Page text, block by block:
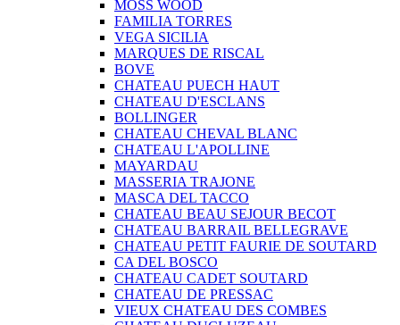
MOSS WOOD
FAMILIA TORRES
VEGA SICILIA
MARQUES DE RISCAL
BOVE
CHATEAU PUECH HAUT
CHATEAU D'ESCLANS
BOLLINGER
CHATEAU CHEVAL BLANC
CHATEAU L'APOLLINE
MAYARDAU
MASSERIA TRAJONE
MASCA DEL TACCO
CHATEAU BEAU SEJOUR BECOT
CHATEAU BARRAIL BELLEGRAVE
CHATEAU PETIT FAURIE DE SOUTARD
CA DEL BOSCO
CHATEAU CADET SOUTARD
CHATEAU DE PRESSAC
VIEUX CHATEAU DES COMBES